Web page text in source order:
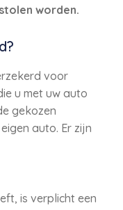
worden.
voor
u met uw auto
gekozen
auto. Er zijn
is verplicht een